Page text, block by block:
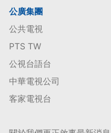
公廣集團
公共電視
PTS TW
公視台語台
中華電視公司
客家電視台